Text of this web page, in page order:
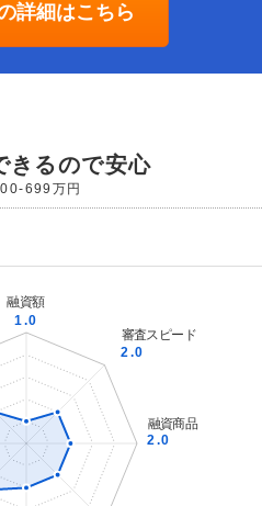
詳細はこちら
きるので安心
699万円